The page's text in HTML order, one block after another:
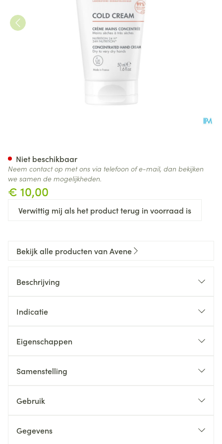
€ 10,00
Verwittig mij als het product terug in voorraad is
Niet beschikbaar
Neem contact op met ons via telefoon of e-mail, dan bekijken
we samen de mogelijkheden.
Bekijk alle producten van Avene
Beschrijving
Indicatie
Eigenschappen
Samenstelling
Gebruik
Gegevens